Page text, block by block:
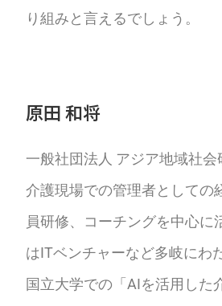
り組みと言えるでしょう。
原田 和将
一般社団法人 アジア地域社
介護現場での管理者としての
員研修、コーチングを中心に
はITベンチャーなど多岐にわ
国立大学での「AIを活用した